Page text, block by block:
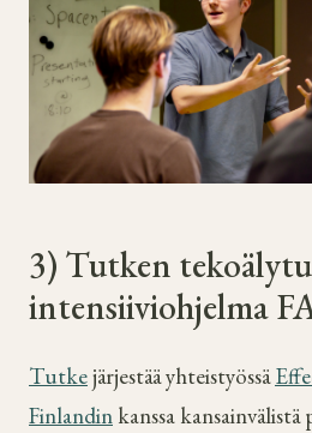
3) Tutken
intensiiviohjelma
Tutkejärjestää yhteistyössä
Finlandin kanssa kansainvälistä